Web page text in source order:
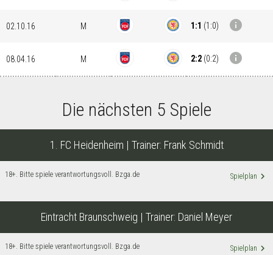
02.10.16 M 1:1 (1:0) info
08.04.16 M 2:2 (0:2) info
Die nächsten 5 Spiele
1. FC Heidenheim | Trainer: Frank Schmidt
18+. Bitte spiele verantwortungsvoll. Bzga.de Spielplan keyboard_arrow_right
Eintracht Braunschweig | Trainer: Daniel Meyer
18+. Bitte spiele verantwortungsvoll. Bzga.de Spielplan keyboard_arrow_right